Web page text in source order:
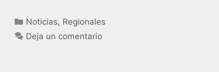
Noticias, Regionales
Deja un comentario